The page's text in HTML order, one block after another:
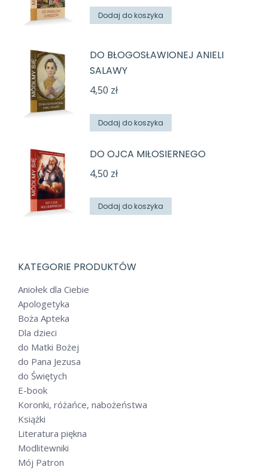
Dodaj do koszyka
DO BŁOGOSŁAWIONEJ ANIELI
SALAWY
4,50 zł
Dodaj do koszyka
DO OJCA MIŁOSIERNEGO
4,50 zł
Dodaj do koszyka
KATEGORIE PRODUKTÓW
Aniołek dla Ciebie
Apologetyka
Boża Apteka
Dla dzieci
do Matki Bożej
do Pana Jezusa
do Świętych
E-book
Koronki, różańce, nabożeństwa
Książki
Literatura piękna
Modlitewniki
Mój Patron